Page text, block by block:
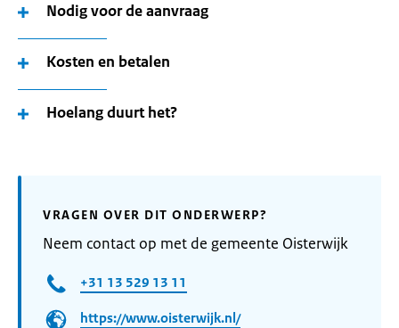
Nodig voor de aanvraag
Kosten en betalen
Hoelang duurt het?
VRAGEN OVER DIT ONDERWERP?
Neem contact op met de gemeente Oisterwijk
+31 13 529 13 11
https://www.oisterwijk.nl/